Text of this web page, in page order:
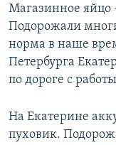
Магазинное яйцо
Подорожали
норма в наше
Петербурга
по дороге с
На Екатерине
пуховик.